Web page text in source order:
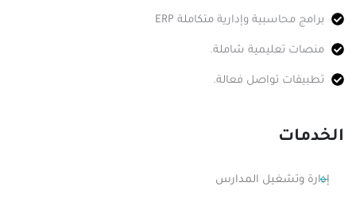
برامج محاسبية وإدارية متكاملة ERP
منصات تعليمية شاملة.
تطبيقات تواصل فعالة.
الخدمات
إدارة وتشغيل المدارس